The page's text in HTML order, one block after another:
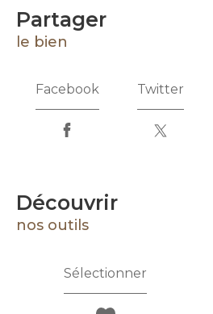
partager
le bien
Facebook Twitter
découvrir
nos outils
Sélectionner